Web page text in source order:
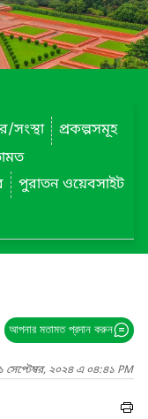
সংস্থা
প্রকল্পসমূহ
পুরাতন ওয়েবসাইট
আপনার মতামত প্রদান করুন
সেপ্টেম্বর, ২০২৪ এ ০৪:৪১ PM